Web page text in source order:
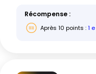
Récompense :
Après 10 points :1